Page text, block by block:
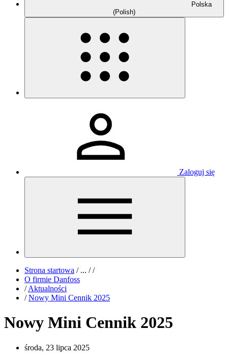
Polska
(Polish)
Zaloguj się
Strona startowa /... / /
O firmie Danfoss
/ Aktualności
/ Nowy Mini Cennik 2025
Nowy Mini Cennik 2025
środa, 23 lipca 2025